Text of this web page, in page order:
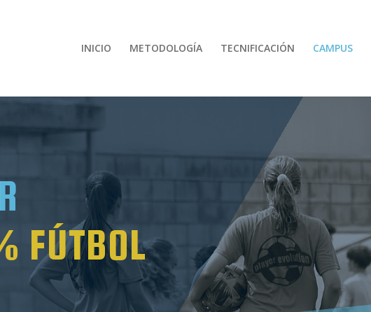
INICIO METODOLOGÍA TECNIFICACIÓN CAMPUS
FÚTBOL